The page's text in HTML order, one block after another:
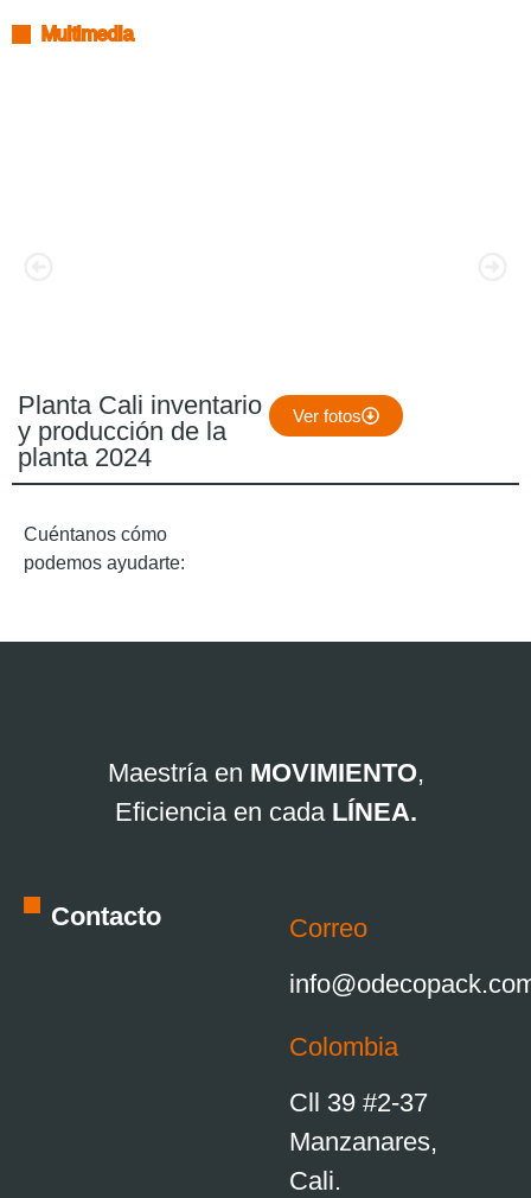
Multimedia
Planta Cali inventario
y producción de la
planta 2024
Ver fotos
Cuéntanos cómo
podemos ayudarte:
Maestría en MOVIMIENTO,
Eficiencia en cada LÍNEA.
Contacto
Correo
Colombia
Cll 39 #2-37
Manzanares,
Cali.